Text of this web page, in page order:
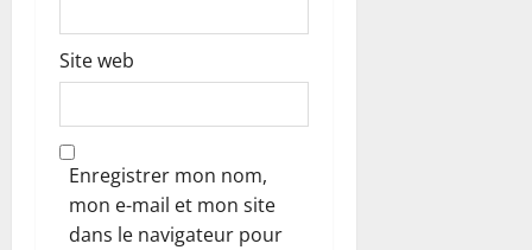
Site web
Enregistrer mon nom,
mon e-mail et mon site
dans le navigateur pour